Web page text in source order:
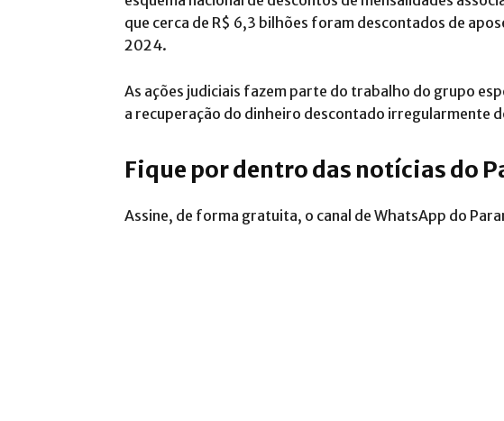
que cerca de R$ 6,3 bilhões foram descontados de
2024.
As ações judiciais fazem parte do trabalho do grupo
a recuperação do dinheiro descontado irregularmente
Fique por dentro das notícias do
Assine, de forma gratuita, o canal de WhatsApp do